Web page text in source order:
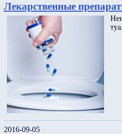
Лекарственные
2016-09-05